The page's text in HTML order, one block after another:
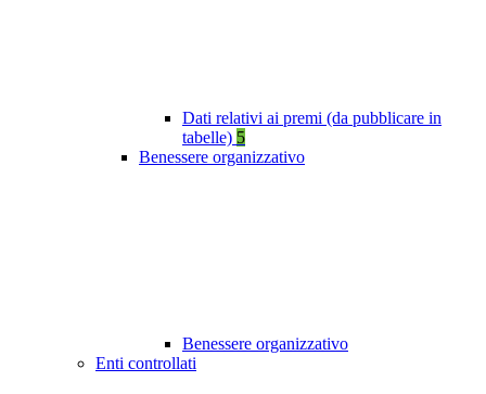
Dati relativi ai premi (da pubblicare in
tabelle) 5
Benessere organizzativo
Benessere organizzativo
Enti controllati